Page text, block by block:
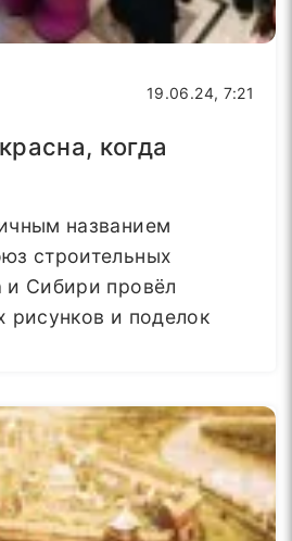
19.06.24, 7:21
когда
названием
строительных
и Сибири провёл
рисунков и поделок